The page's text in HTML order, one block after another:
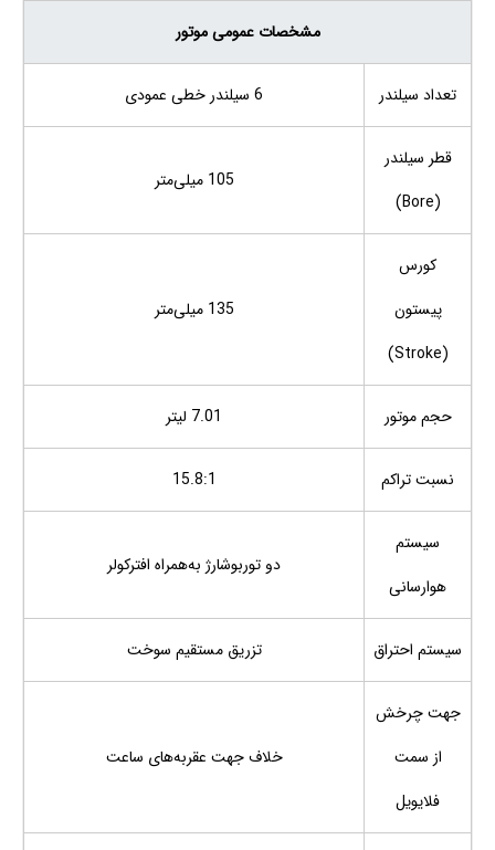
مشخصات عمومی موتور
تعداد سیلندر 6 سیلندر خطی عمودی
قطر سیلندر
(Bore)
105 میلی‌متر
کورس
پیستون
(Stroke)
135 میلی‌متر
حجم موتور 7.01 لیتر
نسبت تراکم 15.8:1
سیستم
هوارسانی
دو توربوشارژ به‌همراه افترکولر
سیستم احتراق تزریق مستقیم سوخت
جهت چرخش
از سمت
فلایویل
خلاف جهت عقربه‌های ساعت